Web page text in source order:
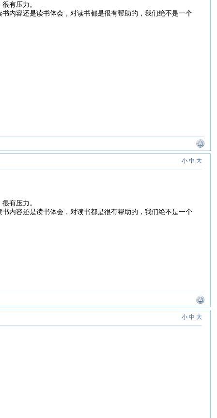
有压力。
内容还是读书体会，对读书都是很有帮助的，我们绝不是一个
小 中 大
有压力。
内容还是读书体会，对读书都是很有帮助的，我们绝不是一个
小 中 大